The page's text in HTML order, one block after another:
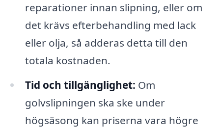
reparationer innan slipning, eller om
det krävs efterbehandling med lack
eller olja, så adderas detta till den
totala kostnaden.
Tid och tillgänglighet: Om
golvslipningen ska ske under
högsäsong kan priserna vara högre